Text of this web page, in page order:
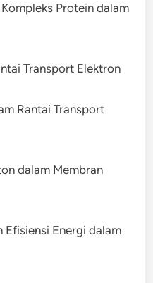
Protein dalam
Transport Elektron
Rantai Transport
dalam Membran
Energi dalam